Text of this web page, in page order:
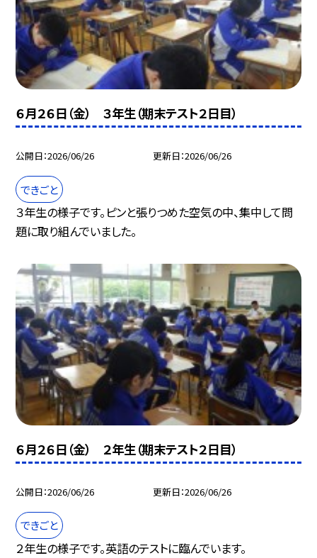
６月２６日（金） ３年生（期末テスト２日目）
公開日 2026/06/26 更新日 2026/06/26
できごと
３年生の様子です。ピンと張りつめた空気の中、集中して問
題に取り組んでいました。
６月２６日（金） ２年生（期末テスト２日目）
公開日 2026/06/26 更新日 2026/06/26
できごと
２年生の様子です。英語のテストに臨んでいます。